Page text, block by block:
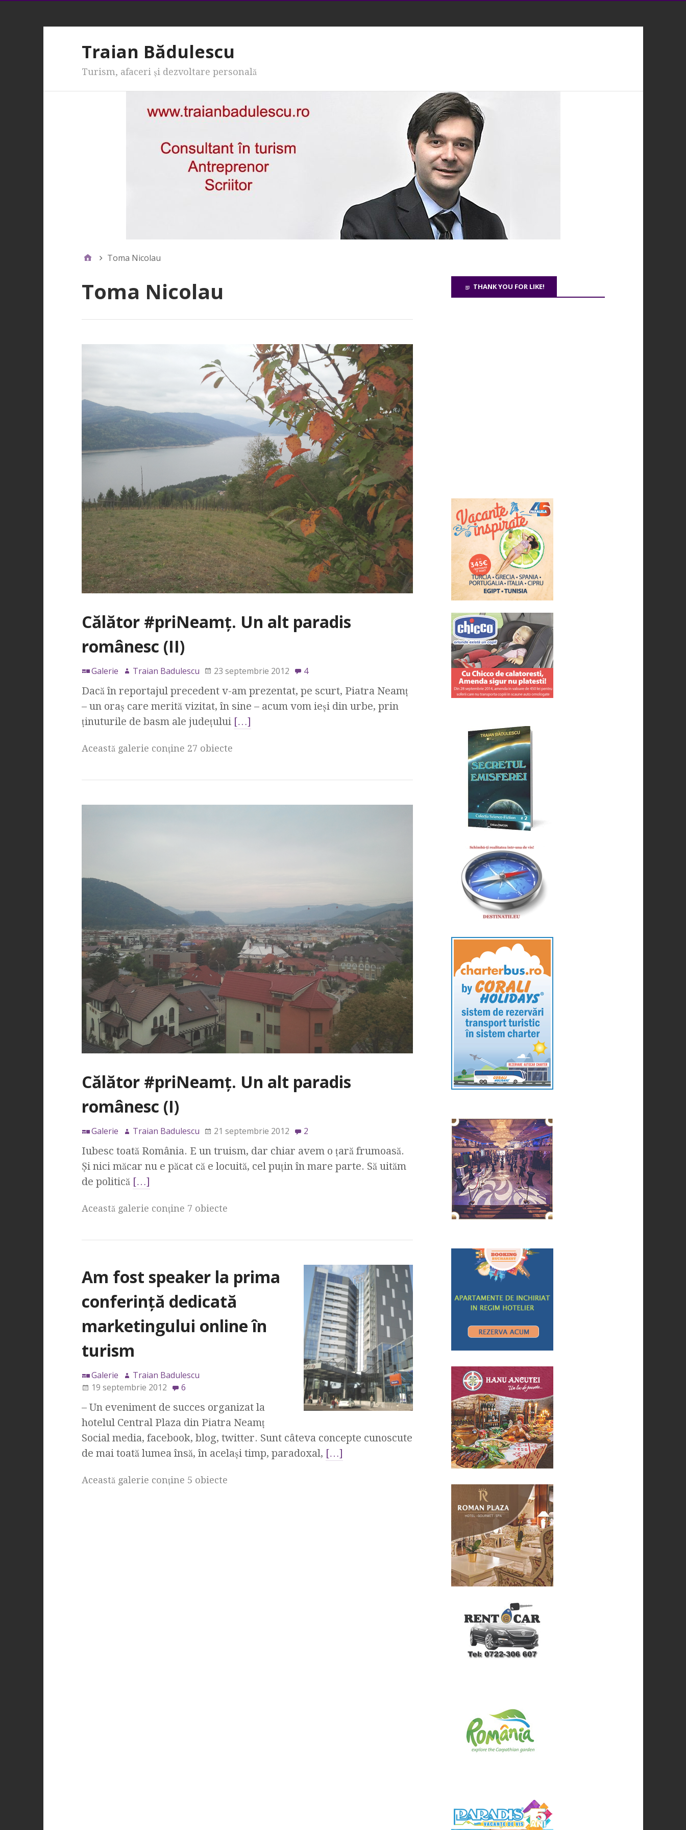
Traian Bădulescu
Turism, afaceri şi dezvoltare personală
Toma Nicolau
Toma Nicolau
Călător #priNeamț. Un alt paradis
românesc (II)
Galerie Traian Badulescu 23 septembrie 2012 4
Dacă în reportajul precedent v-am prezentat, pe scurt, Piatra Neamţ
– un oraş care merită vizitat, în sine – acum vom ieşi din urbe, prin
ţinuturile de basm ale judeţului […]
Această galerie conţine 27 obiecte
Călător #priNeamț. Un alt paradis
românesc (I)
Galerie Traian Badulescu 21 septembrie 2012 2
Iubesc toată România. E un truism, dar chiar avem o ţară frumoasă.
Şi nici măcar nu e păcat că e locuită, cel puţin în mare parte. Să uităm
de politică […]
Această galerie conţine 7 obiecte
Am fost speaker la prima
conferinţă dedicată
marketingului online în
turism
Galerie
Traian Badulescu
19 septembrie 2012
6
– Un eveniment de succes organizat la
hotelul Central Plaza din Piatra Neamţ
Social media, facebook, blog, twitter. Sunt câteva concepte cunoscute
de mai toată lumea însă, în acelaşi timp, paradoxal, […]
Această galerie conţine 5 obiecte
THANK YOU FOR LIKE!